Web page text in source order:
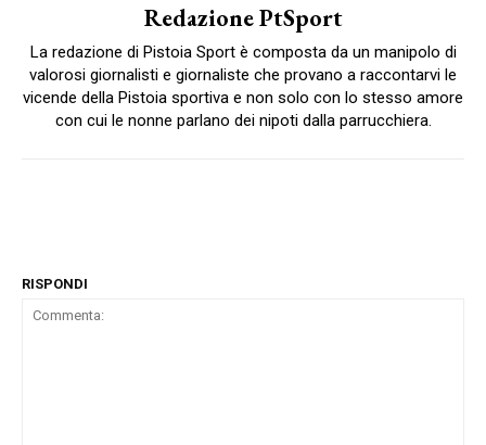
Redazione PtSport
La redazione di Pistoia Sport è composta da un manipolo di
valorosi giornalisti e giornaliste che provano a raccontarvi le
vicende della Pistoia sportiva e non solo con lo stesso amore
con cui le nonne parlano dei nipoti dalla parrucchiera.
RISPONDI